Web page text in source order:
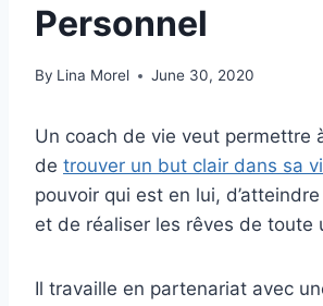
Personnel
By Lina Morel June 30, 2020
Un coach de vie veut permettre
de trouver un but clair dans sa
pouvoir qui est en lui,
et de réaliser les rêves de toute
Il travaille en partenariat avec